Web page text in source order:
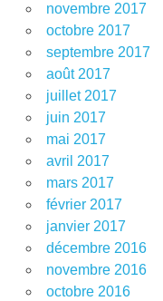
novembre 2017
octobre 2017
septembre 2017
août 2017
juillet 2017
juin 2017
mai 2017
avril 2017
mars 2017
février 2017
janvier 2017
décembre 2016
novembre 2016
octobre 2016